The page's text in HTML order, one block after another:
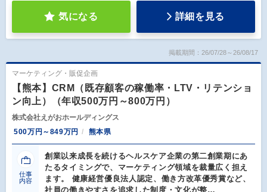
気になる 詳細を見る
掲載期間：26/07/28～26/08/17
マーケティング・販促企画
【熊本】CRM（既存顧客の稼働率・LTV・リテンショ
ン向上）（年収500万円～800万円）
株式会社えがおホールディングス
500万円～849万円
熊本県
仕事
内容
創業以来成長を続けるヘルスケア企業の第二創業期にあ
たるタイミングで、マーケティング領域を裁量広く担え
ます。 健康経営優良法人認定、働き方改革優秀賞など、
社員の働きやすさを追求した制度・文化が整…